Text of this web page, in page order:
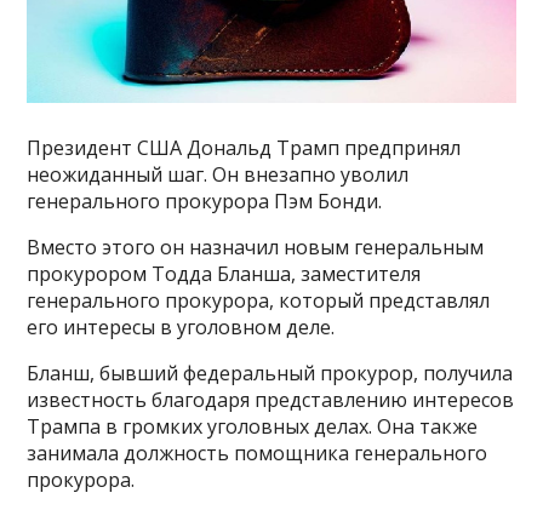
Президент США Дональд Трамп предпринял
неожиданный шаг. Он внезапно уволил
генерального прокурора Пэм Бонди.
Вместо этого он назначил новым генеральным
прокурором Тодда Бланша, заместителя
генерального прокурора, который представлял
его интересы в уголовном деле.
Бланш, бывший федеральный прокурор, получила
известность благодаря представлению интересов
Трампа в громких уголовных делах. Она также
занимала должность помощника генерального
прокурора.